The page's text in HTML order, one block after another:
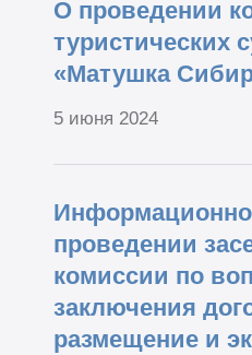
О проведении
туристических
«Матушка
5 июня 2024
проведении
комиссии по
заключения
размещение и